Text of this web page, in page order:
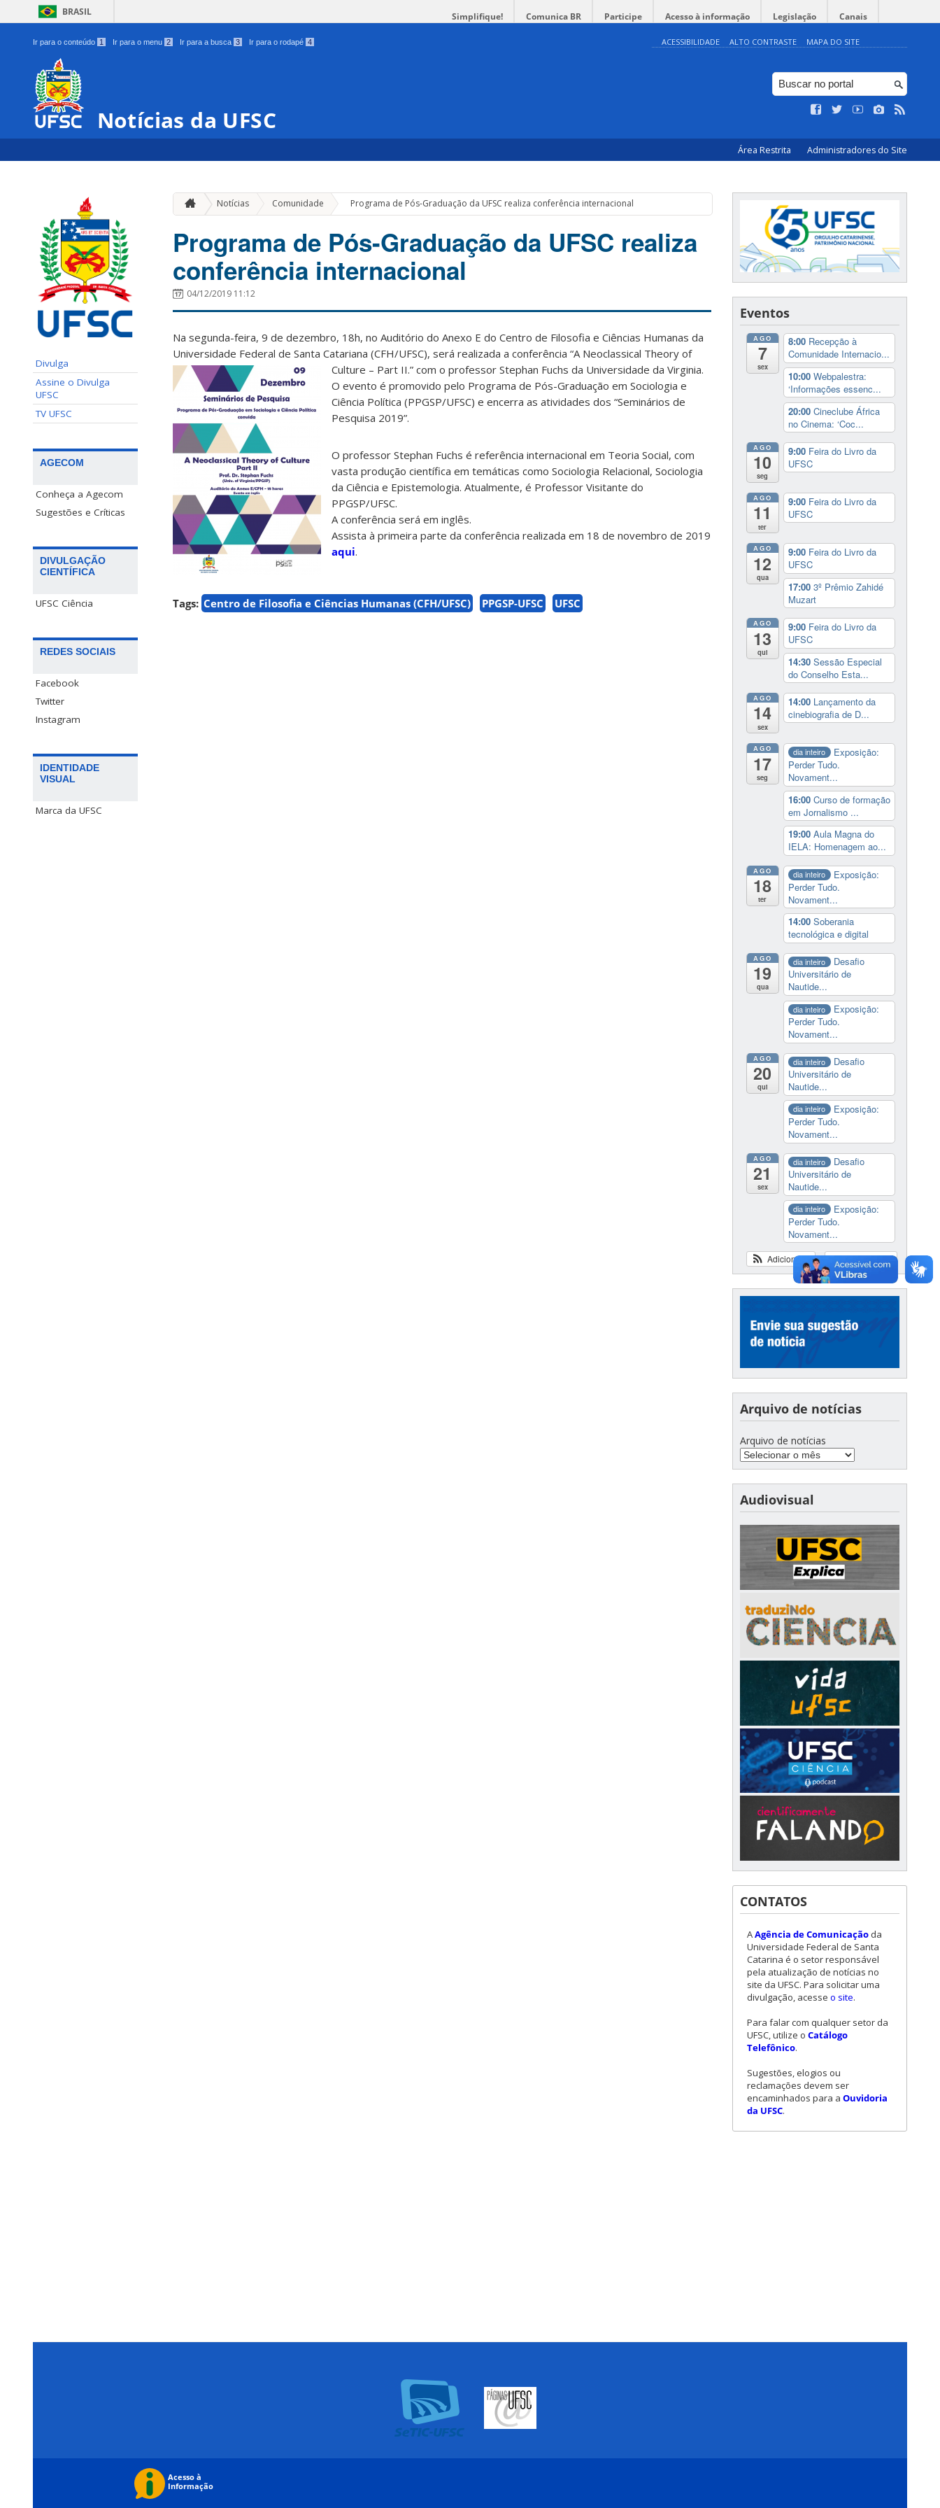
BRASIL Simplifique! Comunica BR Participe Acesso à informação Legislação Canais
Ir para o conteúdo 1 Ir para o menu 2 Ir para a busca 3 Ir para o rodapé 4 ACESSIBILIDADE ALTO CONTRASTE MAPA DO SITE
Notícias da UFSC
Área Restrita Administradores do Site
Divulga
Assine o Divulga
UFSC
TV UFSC
AGECOM
Conheça a Agecom
Sugestões e Críticas
DIVULGAÇÃO
CIENTÍFICA
UFSC Ciência
REDES SOCIAIS
Facebook
Twitter
Instagram
IDENTIDADE
VISUAL
Marca da UFSC
Notícias Comunidade » Programa de Pós-Graduação da UFSC realiza conferência internacional
Programa de Pós-Graduação da UFSC realiza
conferência internacional
04/12/2019 11:12
Na segunda-feira, 9 de dezembro, 18h, no Auditório do Anexo E do Centro de Filosofia e Ciências Humanas da
Universidade Federal de Santa Catariana (CFH/UFSC), será realizada a conferência “A Neoclassical Theory of
Culture – Part II.” com o professor Stephan Fuchs da Universidade da Virginia.
O evento é promovido pelo Programa de Pós-Graduação em Sociologia e
Ciência Política (PPGSP/UFSC) e encerra as atividades dos “Seminários de
Pesquisa 2019”.
O professor Stephan Fuchs é referência internacional em Teoria Social, com
vasta produção científica em temáticas como Sociologia Relacional, Sociologia
da Ciência e Epistemologia. Atualmente, é Professor Visitante do
PPGSP/UFSC.
A conferência será em inglês.
Assista à primeira parte da conferência realizada em 18 de novembro de 2019
aqui.
Tags: Centro de Filosofia e Ciências Humanas (CFH/UFSC) PPGSP-UFSC UFSC
Eventos
AGO
7
sex
8:00 Recepção à
Comunidade Internacio...
10:00 Webpalestra:
‘Informações essenc...
20:00 Cineclube África
no Cinema: ‘Coc...
AGO
10
seg
9:00 Feira do Livro da
UFSC
AGO
11
ter
9:00 Feira do Livro da
UFSC
AGO
12
qua
9:00 Feira do Livro da
UFSC
17:00 3º Prêmio Zahidé
Muzart
AGO
13
qui
9:00 Feira do Livro da
UFSC
14:30 Sessão Especial
do Conselho Esta...
AGO
14
sex
14:00 Lançamento da
cinebiografia de D...
AGO
17
seg
dia inteiro
Exposição:
Perder Tudo.
Novament...
16:00 Curso de formação
em Jornalismo ...
19:00 Aula Magna do
IELA: Homenagem ao...
AGO
18
ter
dia inteiro
Exposição:
Perder Tudo.
Novament...
14:00 Soberania
tecnológica e digital
AGO
19
qua
dia inteiro
Desafio
Universitário de
Nautide...
dia inteiro
Exposição:
Perder Tudo.
Novament...
AGO
20
qui
dia inteiro
Desafio
Universitário de
Nautide...
dia inteiro
Exposição:
Perder Tudo.
Novament...
AGO
21
sex
dia inteiro
Desafio
Universitário de
Nautide...
dia inteiro
Exposição:
Perder Tudo.
Novament...
Ver calendário
Adicionar
Arquivo de notícias
Arquivo de notícias
Audiovisual
CONTATOS
AAgência de Comunicação da
Universidade Federal de Santa
Catarina é o setor responsável
pela atualização de notícias no
site da UFSC. Para solicitar uma
divulgação, acesse o site.
Para falar com qualquer setor da
UFSC, utilize o Catálogo
Telefônico.
Sugestões, elogios ou
reclamações devem ser
encaminhados para a Ouvidoria
da UFSC.